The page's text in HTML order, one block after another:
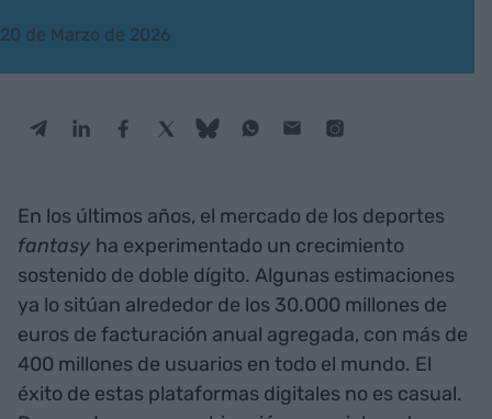
20 de Marzo de 2026
En los últimos años, el mercado de los deportes
fantasy ha experimentado un crecimiento
sostenido de doble dígito. Algunas estimaciones
ya lo sitúan alrededor de los 30.000 millones de
euros de facturación anual agregada, con más de
400 millones de usuarios en todo el mundo. El
éxito de estas plataformas digitales no es casual.